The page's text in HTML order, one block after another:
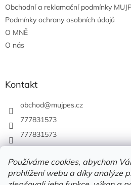
Používáme cookies, abychom
prohlížení webu a díky analýze
Obchodní a reklamační podmínky
Podmínky ochrany osobních údajů
O MNĚ
O nás
Kontakt
obchod@mujpes.cz
777831573
777831573